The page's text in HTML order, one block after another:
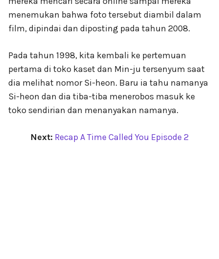
menemukan bahwa foto tersebut diambil dalam
film, dipindai dan diposting pada tahun 2008.
Pada tahun 1998, kita kembali ke pertemuan
pertama di toko kaset dan Min-ju tersenyum saat
dia melihat nomor Si-heon. Baru ia tahu namanya
Si-heon dan dia tiba-tiba menerobos masuk ke
toko sendirian dan menanyakan namanya.
Next: Recap A Time Called You Episode 2